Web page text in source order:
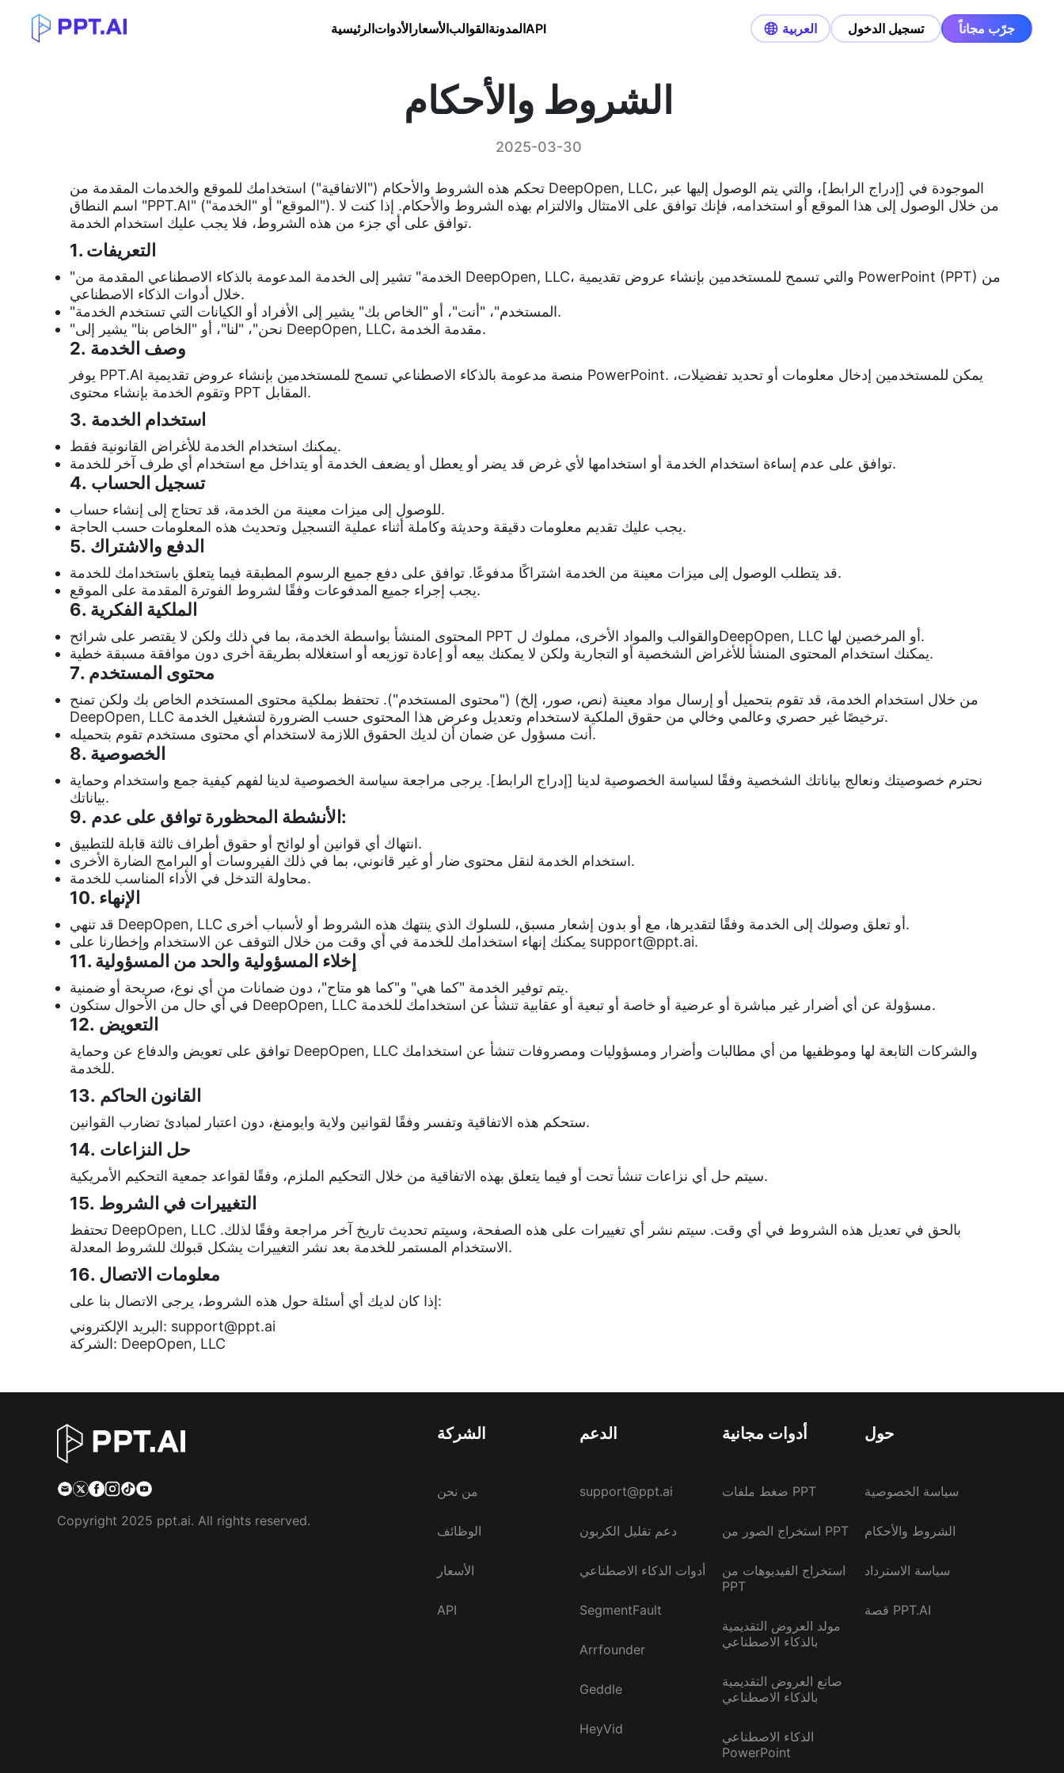
الرئيسيةالأدوات الأسعارالقوالبالمدونةAPI العربية تسجيل الدخول جرّب مجاناً
الشروط والأحكام
2025-03-30
تحكم هذه الشروط والأحكام ("الاتفاقية") استخدامك للموقع والخدمات المقدمة من DeepOpen, LLC، الموجودة في [إدراج الرابط]، والتي يتم الوصول إليها عبر
اسم النطاق "PPT.AI" ("الموقع" أو "الخدمة"). من خلال الوصول إلى هذا الموقع أو استخدامه، فإنك توافق على الامتثال والالتزام بهذه الشروط والأحكام. إذا كنت لا
توافق على أي جزء من هذه الشروط، فلا يجب عليك استخدام الخدمة.
1. التعريفات
"الخدمة" تشير إلى الخدمة المدعومة بالذكاء الاصطناعي المقدمة من DeepOpen, LLC، والتي تسمح للمستخدمين بإنشاء عروض تقديمية PowerPoint (PPT) من
خلال أدوات الذكاء الاصطناعي.
"المستخدم"، "أنت"، أو "الخاص بك" يشير إلى الأفراد أو الكيانات التي تستخدم الخدمة.
"نحن"، "لنا"، أو "الخاص بنا" يشير إلى DeepOpen, LLC، مقدمة الخدمة.
2. وصف الخدمة
يوفر PPT.AI منصة مدعومة بالذكاء الاصطناعي تسمح للمستخدمين بإنشاء عروض تقديمية PowerPoint. يمكن للمستخدمين إدخال معلومات أو تحديد تفضيلات،
وتقوم الخدمة بإنشاء محتوى PPT المقابل.
3. استخدام الخدمة
يمكنك استخدام الخدمة للأغراض القانونية فقط.
توافق على عدم إساءة استخدام الخدمة أو استخدامها لأي غرض قد يضر أو يعطل أو يضعف الخدمة أو يتداخل مع استخدام أي طرف آخر للخدمة.
4. تسجيل الحساب
للوصول إلى ميزات معينة من الخدمة، قد تحتاج إلى إنشاء حساب.
يجب عليك تقديم معلومات دقيقة وحديثة وكاملة أثناء عملية التسجيل وتحديث هذه المعلومات حسب الحاجة.
5. الدفع والاشتراك
قد يتطلب الوصول إلى ميزات معينة من الخدمة اشتراكًا مدفوعًا. توافق على دفع جميع الرسوم المطبقة فيما يتعلق باستخدامك للخدمة.
يجب إجراء جميع المدفوعات وفقًا لشروط الفوترة المقدمة على الموقع.
6. الملكية الفكرية
المحتوى المنشأ بواسطة الخدمة، بما في ذلك ولكن لا يقتصر على شرائح PPT والقوالب والمواد الأخرى، مملوك لDeepOpen, LLC أو المرخصين لها.
يمكنك استخدام المحتوى المنشأ للأغراض الشخصية أو التجارية ولكن لا يمكنك بيعه أو إعادة توزيعه أو استغلاله بطريقة أخرى دون موافقة مسبقة خطية.
7. محتوى المستخدم
من خلال استخدام الخدمة، قد تقوم بتحميل أو إرسال مواد معينة (نص، صور، إلخ) ("محتوى المستخدم"). تحتفظ بملكية محتوى المستخدم الخاص بك ولكن تمنح
DeepOpen, LLC ترخيصًا غير حصري وعالمي وخالي من حقوق الملكية لاستخدام وتعديل وعرض هذا المحتوى حسب الضرورة لتشغيل الخدمة.
أنت مسؤول عن ضمان أن لديك الحقوق اللازمة لاستخدام أي محتوى مستخدم تقوم بتحميله.
8. الخصوصية
نحترم خصوصيتك ونعالج بياناتك الشخصية وفقًا لسياسة الخصوصية لدينا [إدراج الرابط]. يرجى مراجعة سياسة الخصوصية لدينا لفهم كيفية جمع واستخدام وحماية
بياناتك.
9. الأنشطة المحظورة توافق على عدم:
انتهاك أي قوانين أو لوائح أو حقوق أطراف ثالثة قابلة للتطبيق.
استخدام الخدمة لنقل محتوى ضار أو غير قانوني، بما في ذلك الفيروسات أو البرامج الضارة الأخرى.
محاولة التدخل في الأداء المناسب للخدمة.
10. الإنهاء
قد تنهي DeepOpen, LLC أو تعلق وصولك إلى الخدمة وفقًا لتقديرها، مع أو بدون إشعار مسبق، للسلوك الذي ينتهك هذه الشروط أو لأسباب أخرى.
support@ppt.ai.
11. إخلاء المسؤولية والحد من المسؤولية
يتم توفير الخدمة "كما هي" و"كما هو متاح"، دون ضمانات من أي نوع، صريحة أو ضمنية.
في أي حال من الأحوال ستكون DeepOpen, LLC مسؤولة عن أي أضرار غير مباشرة أو عرضية أو خاصة أو تبعية أو عقابية تنشأ عن استخدامك للخدمة.
12. التعويض
توافق على تعويض والدفاع عن وحماية DeepOpen, LLC والشركات التابعة لها وموظفيها من أي مطالبات وأضرار ومسؤوليات ومصروفات تنشأ عن استخدامك
للخدمة.
13. القانون الحاكم
ستحكم هذه الاتفاقية وتفسر وفقًا لقوانين ولاية وايومنغ، دون اعتبار لمبادئ تضارب القوانين.
14. حل النزاعات
سيتم حل أي نزاعات تنشأ تحت أو فيما يتعلق بهذه الاتفاقية من خلال التحكيم الملزم، وفقًا لقواعد جمعية التحكيم الأمريكية.
15. التغييرات في الشروط
تحتفظ DeepOpen, LLC بالحق في تعديل هذه الشروط في أي وقت. سيتم نشر أي تغييرات على هذه الصفحة، وسيتم تحديث تاريخ آخر مراجعة وفقًا لذلك.
الاستخدام المستمر للخدمة بعد نشر التغييرات يشكل قبولك للشروط المعدلة.
16. معلومات الاتصال
إذا كان لديك أي أسئلة حول هذه الشروط، يرجى الاتصال بنا على:
البريد الإلكتروني: support@ppt.ai
الشركة: DeepOpen, LLC
Copyright 2025 ppt.ai. All rights reserved.
الشركة
من نحن
الوظائف
الأسعار
API
الدعم
support@ppt.ai
دعم تقليل الكربون
أدوات الذكاء الاصطناعي
SegmentFault
Arrfounder
Geddle
HeyVid
أدوات مجانية
ضغط ملفات PPT
استخراج الصور من PPT
استخراج الفيديوهات من
PPT
مولد العروض التقديمية
بالذكاء الاصطناعي
صانع العروض التقديمية
بالذكاء الاصطناعي
الذكاء الاصطناعي
PowerPoint
حول
سياسة الخصوصية
الشروط والأحكام
سياسة الاسترداد
قصة PPT.AI